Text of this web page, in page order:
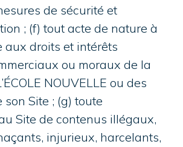
de sécurité et
; (f) tout acte de nature à
aux droits et intérêts
ou moraux de la
NOUVELLE ou des
Site ; (g) toute
Site de contenus illégaux,
injurieux, harcelants,